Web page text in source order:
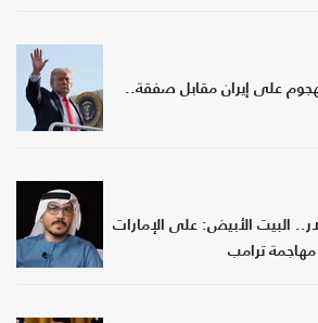
على إيران مقابل صفقة..
دولار.. البيت الأبيض: على الإمارات
مهاجمة ترامب